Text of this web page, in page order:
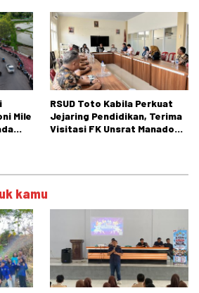
Mile
RSUD Toto Kabila Perkuat
Jejaring Pendidikan, Terima
Visitasi FK Unsrat Manado
kamu